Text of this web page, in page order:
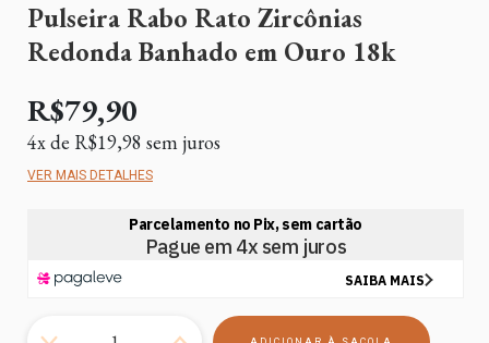
Pulseira Rabo Rato Zircônias
Redonda Banhado em Ouro 18k
R$79,90
4x de R$19,98 sem juros
VER MAIS DETALHES